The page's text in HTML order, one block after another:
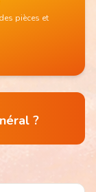
pièces et
?